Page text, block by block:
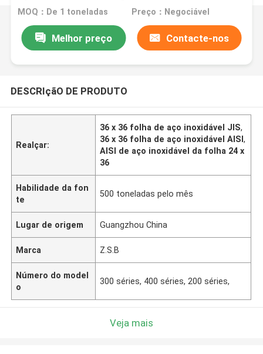
MOQ：De 1 toneladas Preço：Negociável
Melhor preço Contacte-nos
DESCRIçãO DE PRODUTO
Realçar:
36 x 36 folha de aço inoxidável JIS,
36 x 36 folha de aço inoxidável AISI,
AISI de aço inoxidável da folha 24 x
36
Habilidade da fon
te
500 toneladas pelo mês
Lugar de origem Guangzhou China
Marca Z.S.B
Número do model
o
300 séries, 400 séries, 200 séries,
Veja mais